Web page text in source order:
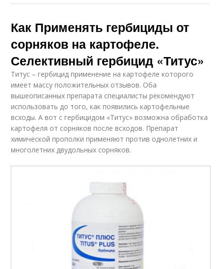
Как Применять гербициды от
сорняков на картофеле.
Селективный гербицид «Титус»
Титус – гербицид применение на картофеле которого
имеет массу положительных отзывов. Оба
вышеописанных препарата специалисты рекомендуют
использовать до того, как появились картофельные
всходы. А вот с гербицидом «Титус» возможна обработка
картофеля от сорняков после всходов. Препарат
химической прополки применяют против однолетних и
многолетних двудольных сорняков.